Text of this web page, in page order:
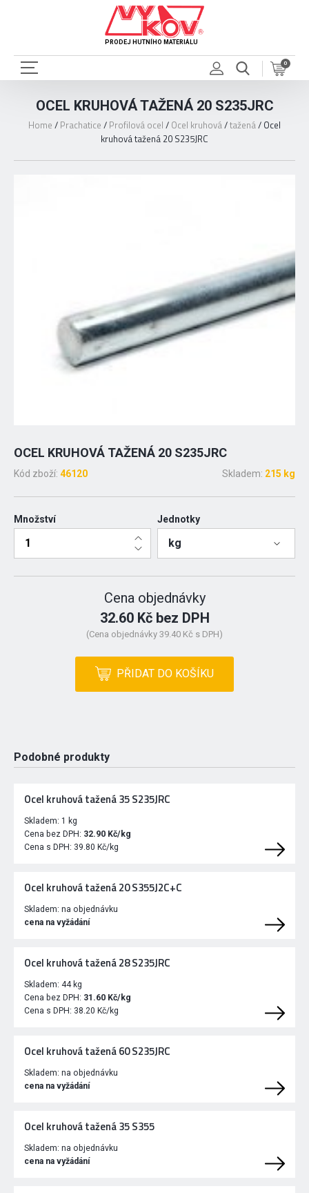
PRODEJ HUTNÍHO MATERIÁLU
0
OCEL KRUHOVÁ TAŽENÁ 20 S235JRC
Home / Prachatice / Profilová ocel / Ocel kruhová/tažená/ Ocel
kruhová tažená 20 S235JRC
OCEL KRUHOVÁ TAŽENÁ 20 S235JRC
Kód zboží: 46120 Skladem: 215 kg
Množství Jednotky
kg
Cena objednávky
32.60 Kč bez DPH
(Cena objednávky 39.40 Kč s DPH)
PŘIDAT DO KOŠÍKU
Podobné produkty
Ocel kruhová tažená 35 S235JRC
Skladem: 1 kg
Cena bez DPH: 32.90 Kč/kg
Cena s DPH: 39.80 Kč/kg
Ocel kruhová tažená 20 S355J2C+C
Skladem: na objednávku
cena na vyžádání
Ocel kruhová tažená 28 S235JRC
Skladem: 44 kg
Cena bez DPH: 31.60 Kč/kg
Cena s DPH: 38.20 Kč/kg
Ocel kruhová tažená 60 S235JRC
Skladem: na objednávku
cena na vyžádání
Ocel kruhová tažená 35 S355
Skladem: na objednávku
cena na vyžádání